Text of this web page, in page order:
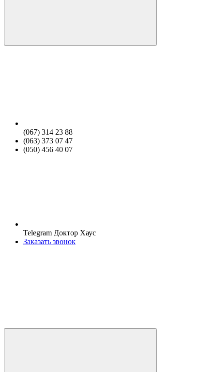
(067) 314 23 88
(063) 373 07 47
(050) 456 40 07
Telegram Доктор Хаус
Заказать звонок